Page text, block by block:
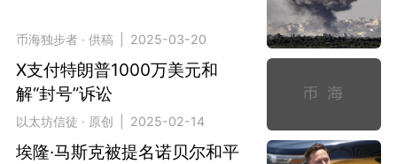
币海独步者 · 供稿 | 2025-03-20
X支付特朗普1000万美元和
解“封号”诉讼
以太坊信徒 · 原创 | 2025-02-14
埃隆·马斯克被提名诺贝尔和平